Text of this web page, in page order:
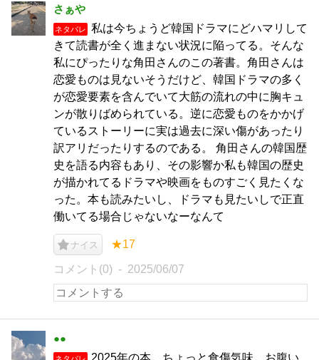
さぁや
ネタバレ
私は今ちょうど韓国ドラマにどハマリして
きて読書が全く進まない状況に陥ってる。そんな
私にぴったりな角田さんのこの著書。角田さんは
恋愛ものは見ないそうだけど、韓国ドラマの多く
が恋愛要素を含んでいて大筋の流れの中に胸キュ
ンが散りばめられている。逆に恋愛ものをかかげ
ているストーリーに実は過去に深い傷があったり
訳アリだったりするのである。 角田さんの韓国歴
史を語る内容もあり、その影響か私も韓国の歴史
が描かれてるドラマや映画をものすごく見たくな
った。本も読みたいし、ドラマも見たいしで正直
働いてる場合じゃないなーなんて
ナイス ★17
コメント(0) 2025/06/07
●●
2025年の本。ちょっと食傷気味。お腹い